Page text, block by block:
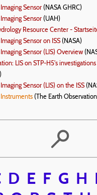
Sensor (NASA GHRC)
Sensor (UAH)
Resource Center -
Sensor on ISS (NASA)
Sensor (LIS) Overview
LIS on STP-H5's
Sensor (LIS) on the ISS
(The Earth
D E F G H